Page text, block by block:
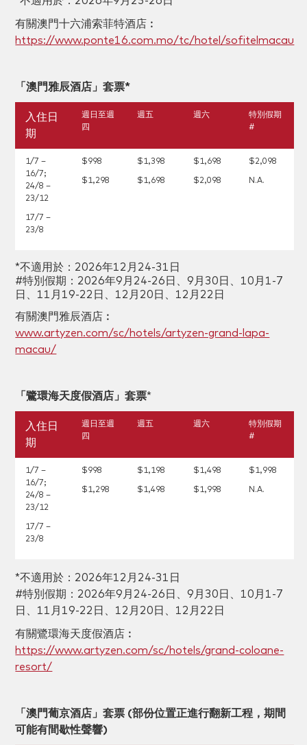
有關澳門十六浦索菲特酒店︰
https://www.ponte16.com.mo/tc/hotel/sofitelmacau
「澳門雅辰酒店」套票*
入住日
期
週日至週
四
週五 週六
特別假期
#
1/7 –
16/7;
24/8 –
23/12
17/7 –
23/8
$998
$1,298
$1,398
$1,698
$1,698
$2,098
$2,098
N.A.
*不適用於：2026年12月24-31日
#特別假期： 2026年9月24-26日、9月30日、10月1-7
日、11月19-22日、12月20日、12月22日
有關澳門雅辰酒店︰
www.artyzen.com/sc/hotels/artyzen-grand-lapa-
macau/
「鷺環海天度假酒店」套票*
入住日
期
週日至週
四
週五 週六
特別假期
#
1/7 –
16/7;
24/8 –
23/12
17/7 –
23/8
$998
$1,298
$1,198
$1,498
$1,498
$1,998
$1,998
N.A.
*不適用於：2026年12月24-31日
#特別假期：2026年9月24-26日、9月30日、10月1-7
日、11月19-22日、12月20日、12月22日
有關鷺環海天度假酒店︰
https://www.artyzen.com/sc/hotels/grand-coloane-
resort/
「澳門葡京酒店」套票 (部份位置正進行翻新工程，期間
可能有間歇性聲響)